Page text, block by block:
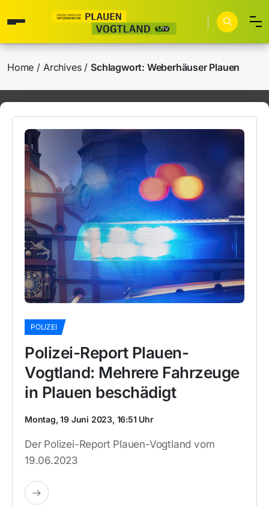
Home Archives Schlagwort: Weberhäuser Plauen
POLIZEI
Polizei-Report Plauen-
Vogtland: Mehrere Fahrzeuge
in Plauen beschädigt
Montag, 19 Juni 2023, 16:51 Uhr
Der Polizei-Report Plauen-Vogtland vom
19.06.2023